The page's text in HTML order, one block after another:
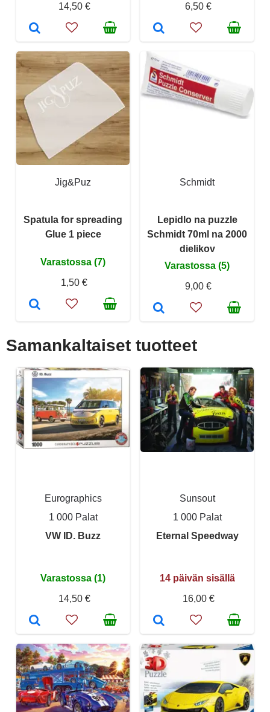
14,50 €
6,50 €
Jig&Puz
Spatula for spreading
Glue 1 piece
Varastossa (7)
1,50 €
Schmidt
Lepidlo na puzzle
Schmidt 70ml na 2000
dielikov
Varastossa (5)
9,00 €
Samankaltaiset tuotteet
Eurographics
1 000 Palat
VW ID. Buzz
Varastossa (1)
14,50 €
Sunsout
1 000 Palat
Eternal Speedway
14 päivän sisällä
16,00 €